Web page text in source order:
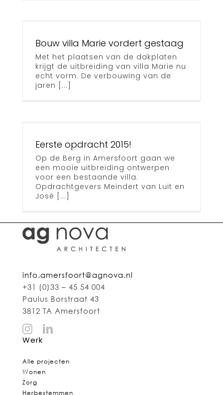
Bouw villa Marie vordert gestaag
Met het plaatsen van de dakplaten
krijgt de uitbreiding van villa Marie nu
echt vorm. De verbouwing van de
jaren [...]
Eerste opdracht 2015!
Op de Berg in Amersfoort gaan we
een mooie uitbreiding ontwerpen
voor een bestaande villa.
Opdrachtgevers Meindert van Luit en
José [...]
info.amersfoort@agnova.nl
+31 (0)33 – 45 54 004
Paulus Borstraat 43
3812 TA Amersfoort
Werk
Alle projecten
Wonen
Zorg
Herbestemmen